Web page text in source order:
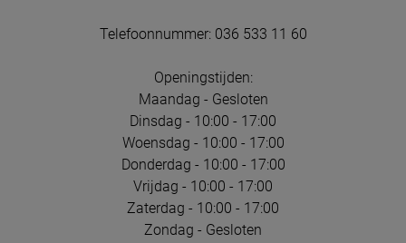
Telefoonnummer: 036 533 11 60
Openingstijden:
Maandag - Gesloten
Dinsdag - 10:00 - 17:00
Woensdag - 10:00 - 17:00
Donderdag - 10:00 - 17:00
Vrijdag - 10:00 - 17:00
Zaterdag - 10:00 - 17:00
Zondag - Gesloten